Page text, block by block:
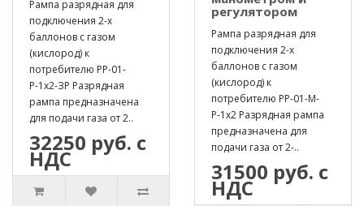
Рампа разрядная для
подключения 2-х
баллонов с газом
(кислород) к
потребителю РР-01-
Р-1х2-ЗР Разрядная
рампа предназначена
для подачи газа от 2..
32250 руб. с
НДС
регулятором
Рампа разрядная для
подключения 2-х
баллонов с газом
(кислород) к
потребителю РР-01-М-
Р-1х2 Разрядная рампа
предназначена для
подачи газа от 2-..
31500 руб. с
НДС